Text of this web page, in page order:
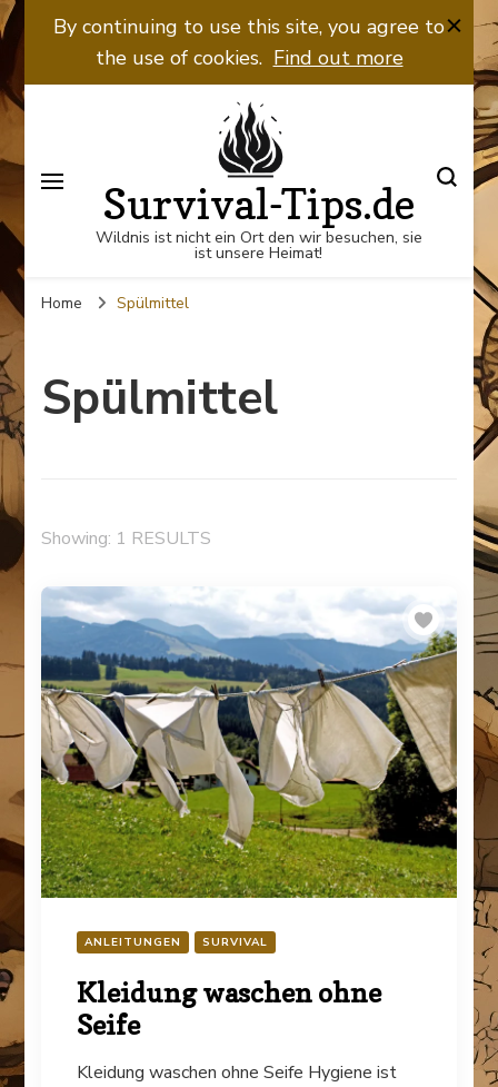
By continuing to use this site, you agree to
the use of cookies. Find out more
Survival-Tips.de
Wildnis ist nicht ein Ort den wir besuchen, sie
ist unsere Heimat!
Home Spülmittel
Spülmittel
Showing: 1 RESULTS
ANLEITUNGEN SURVIVAL
Kleidung waschen ohne
Seife
Kleidung waschen ohne Seife Hygiene ist